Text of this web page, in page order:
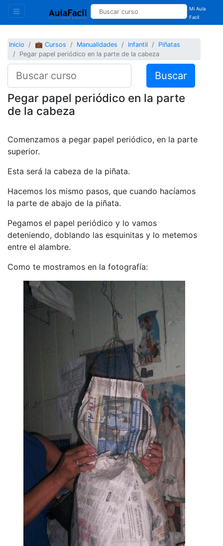
Mi Aula
Facil
Inicio 💼 Cursos Manualidades Infantil
Piñatas
Pegar papel periódico en la parte de la cabeza
Buscar
Pegar papel periódico en la parte
de la cabeza
Comenzamos a pegar papel periódico, en la parte
superior.
Esta será la cabeza de la piñata.
Hacemos los mismo pasos, que cuando hacíamos
la parte de abajo de la piñata.
Pegamos el papel periódico y lo vamos
deteniendo, doblando las esquinitas y lo metemos
entre el alambre.
Como te mostramos en la fotografía: